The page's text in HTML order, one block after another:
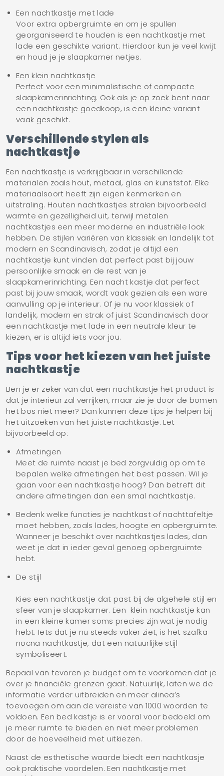
Een nachtkastje met lade
Voor extra opbergruimte en om je spullen
georganiseerd te houden is een nachtkastje met
lade een geschikte variant. Hierdoor kun je veel kwijt
en houd je je slaapkamer netjes.
Een klein nachtkastje
Perfect voor een minimalistische of compacte
slaapkamerinrichting. Ook als je op zoek bent naar
een nachtkastje goedkoop, is een kleine variant
vaak geschikt.
Verschillende stylen als
nachtkastje
Een nachtkastje is verkrijgbaar in verschillende
materialen zoals hout, metaal, glas en kunststof. Elke
materiaalsoort heeft zijn eigen kenmerken en
uitstraling. Houten nachtkastjes stralen bijvoorbeeld
warmte en gezelligheid uit, terwijl metalen
nachtkastjes een meer moderne en industriële look
hebben. De stijlen variëren van klassiek en landelijk tot
modern en Scandinavisch, zodat je altijd een
nachtkastje kunt vinden dat perfect past bij jouw
persoonlijke smaak en de rest van je
slaapkamerinrichting. Een nacht kastje dat perfect
past bij jouw smaak, wordt vaak gezien als een ware
aanvulling op je interieur. Of je nu voor klassiek of
landelijk, modern en strak of juist Scandinavisch door
een nachtkastje met lade in een neutrale kleur te
kiezen, er is altijd iets voor jou.
Tips voor het kiezen van het juiste
nachtkastje
Ben je er zeker van dat een nachtkastje het product is
dat je interieur zal verrijken, maar zie je door de bomen
het bos niet meer? Dan kunnen deze tips je helpen bij
het uitzoeken van het juiste nachtkastje. Let
bijvoorbeeld op:
Afmetingen
Meet de ruimte naast je bed zorgvuldig op om te
bepalen welke afmetingen het best passen. Wil je
gaan voor een nachtkastje hoog? Dan betreft dit
andere afmetingen dan een smal nachtkastje.
Bedenk welke functies je nachtkast of nachttafeltje
moet hebben, zoals lades, hoogte en opbergruimte.
Wanneer je beschikt over nachtkastjes lades, dan
weet je dat in ieder geval genoeg opbergruimte
hebt.
De stijl
Kies een nachtkastje dat past bij de algehele stijl en
sfeer van je slaapkamer. Een klein nachtkastje kan
in een kleine kamer soms precies zijn wat je nodig
hebt. Iets dat je nu steeds vaker ziet, is het szafka
nocna nachtkastje, dat een natuurlijke stijl
symboliseert.
Bepaal van tevoren je budget om te voorkomen dat je
over je financiële grenzen gaat. Natuurlijk, laten we de
informatie verder uitbreiden en meer alinea’s
toevoegen om aan de vereiste van 1000 woorden te
voldoen. Een bed kastje is er vooral voor bedoeld om
je meer ruimte te bieden en niet meer problemen
door de hoeveelheid met uitkiezen.
Naast de esthetische waarde biedt een nachtkasje
ook praktische voordelen. Een nachtkastje met